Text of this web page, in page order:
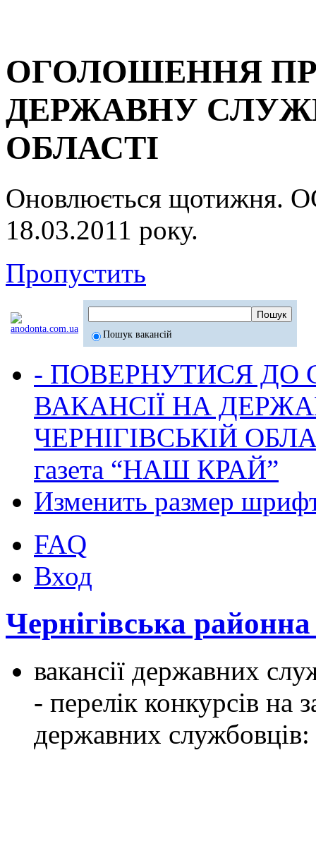
ОГОЛОШЕННЯ
ДЕРЖАВНУ
ОБЛАСТІ
Оновлюється
18.03.2011 року.
Пропустить
Пошук вакансій
- ПОВЕРНУТИСЯ ДО
ВАКАНСІЇ НА
ЧЕРНІГІВСЬКІЙ
газета “НАШ КРАЙ”
Изменить размер
FAQ
Вход
Чернігівська
вакансії державних
- перелік конкурсів на
державних службовців: